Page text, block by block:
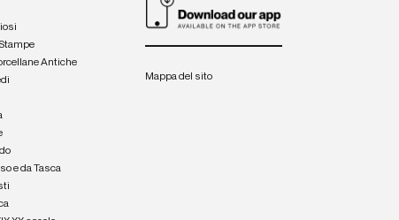
Antiche
e da Tasca
Mappa del sito